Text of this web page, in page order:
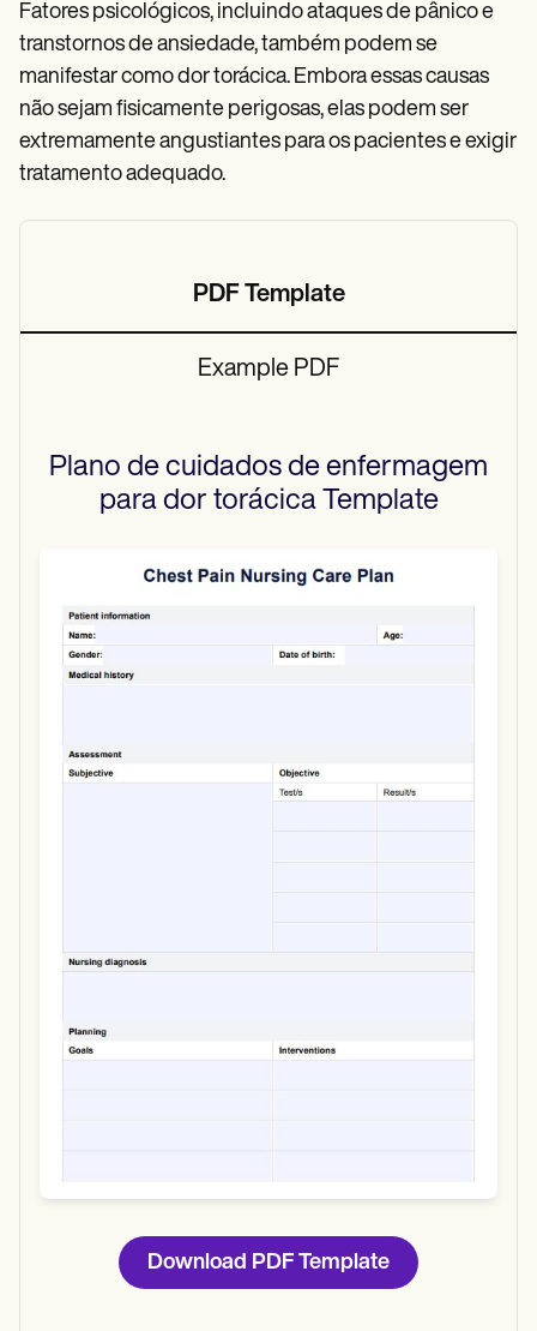
Fatores psicológicos, incluindo ataques de pânico e
transtornos de ansiedade, também podem se
manifestar como dor torácica. Embora essas causas
não sejam fisicamente perigosas, elas podem ser
extremamente angustiantes para os pacientes e exigir
tratamento adequado.
PDF Template
Example PDF
Plano de cuidados de enfermagem
para dor torácicaTemplate
Download PDF Template